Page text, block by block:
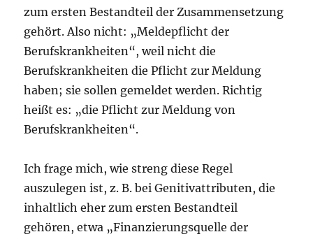
zum ersten Bestandteil der Zusammensetzung
gehört. Also nicht: „Meldepflicht der
Berufskrankheiten“, weil nicht die
Berufskrankheiten die Pflicht zur Meldung
haben; sie sollen gemeldet werden. Richtig
heißt es: „die Pflicht zur Meldung von
Berufskrankheiten“.
Ich frage mich, wie streng diese Regel
auszulegen ist, z. B. bei Genitivattributen, die
inhaltlich eher zum ersten Bestandteil
gehören, etwa „Finanzierungsquelle der